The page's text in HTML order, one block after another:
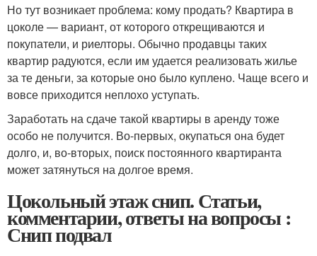
Но тут возникает проблема: кому продать? Квартира в
цоколе — вариант, от которого открещиваются и
покупатели, и риелторы. Обычно продавцы таких
квартир радуются, если им удается реализовать жилье
за те деньги, за которые оно было куплено. Чаще всего и
вовсе приходится неплохо уступать.
Заработать на сдаче такой квартиры в аренду тоже
особо не получится. Во-первых, окупаться она будет
долго, и, во-вторых, поиск постоянного квартиранта
может затянуться на долгое время.
Цокольный этаж снип. Статьи,
комментарии, ответы на вопросы :
Снип подвал